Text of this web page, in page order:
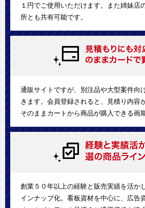
１円でご使用いただけます。また姉妹店
所とも共有可能です。
通販サイトですが、別注品や大型案件向
きます。会員登録されると、見積り内容
そのままカートから商品が購入できる画
創業５０年以上の経験と販売実績を活か
インナップ化。看板資材を中心に、広告